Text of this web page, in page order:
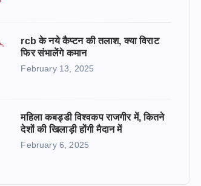
rcb के नये कैप्टन की तलाश, क्या विराट
फिर संभालेंगे कमान
February 13, 2025
महिला कबड्डी विश्वकप राजगीर में, कितने
देशों की खिलाड़ी होंगी मैदान में
February 6, 2025